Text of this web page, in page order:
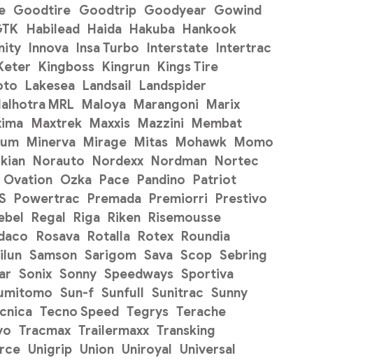
Goodtire Goodtrip Goodyear Gowind
Habilead Haida Hakuba
Hankook
Innova Insa Turbo Interstate
Intertrac
Kingboss Kingrun
Kings Tire
Lakesea Landsail
Landspider
MRL Maloya Marangoni
Marix
Maxtrek Maxxis Mazzini
Membat
Minerva Mirage Mitas Mohawk
Momo
Norauto Nordexx Nordman
Nortec
Ovation Ozka Pace Pandino
Patriot
Powertrac Premada Premiorri
Prestivo
Regal Riga Riken
Risemousse
Rosava Rotalla Rotex
Roundia
Samson Sarigom Sava Scop Sebring
Sonix Sonny Speedways Sportiva
Sun-f Sunfull Sunitrac Sunny
Tecno Speed Tegrys Terache
Tracmax Trailermaxx Transking
Unigrip Union Uniroyal Universal